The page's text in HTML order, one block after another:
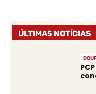
ÚLTIMAS NOTÍCIAS